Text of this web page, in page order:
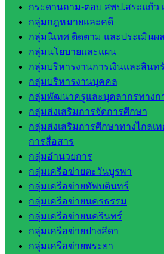
กระดานถาม-ตอบ สพป.สระแก้ว
กลุ่มกฎหมายและคดี
กลุ่มนิเทศ ติดตาม และประเมินผ
กลุ่มนโยบายและแผน
กลุ่มบริหารงานการเงินและสินท
กลุ่มบริหารงานบุคคล
กลุ่มพัฒนาครูและบุคลากรทางก
กลุ่มส่งเสริมการจัดการศึกษา
กลุ่มส่งเสริมการศึกษาทางไกลเ
การสื่อสาร
กลุ่มอำนวยการ
กลุ่มเครือข่ายตะวันบูรพา
กลุ่มเครือข่ายทัพบดินทร์
กลุ่มเครือข่ายนครธรรม
กลุ่มเครือข่ายนครินทร์
กลุ่มเครือข่ายปางสีดา
กลุ่มเครือข่ายพระยา
สพป.สระแก้ว
เขต 1
โรงเรียน
ในสังกัด
สพป.สระแก้ว
เขต 2
วิทยาลัย
เทคนิค
สระแก้ว
วิทยาลัย
เทคนิค
วังน้ำเย็น
กศน.สระแก้ว
เว็บไซต์
กลุ่มงาน